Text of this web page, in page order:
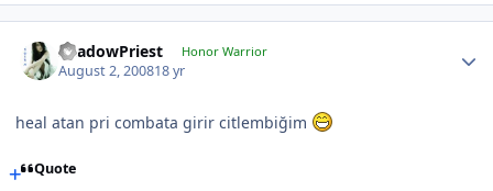
ShadowPriest Honor Warrior
August 2, 200818 yr
heal atan pri combata girir citlembiğim
Quote